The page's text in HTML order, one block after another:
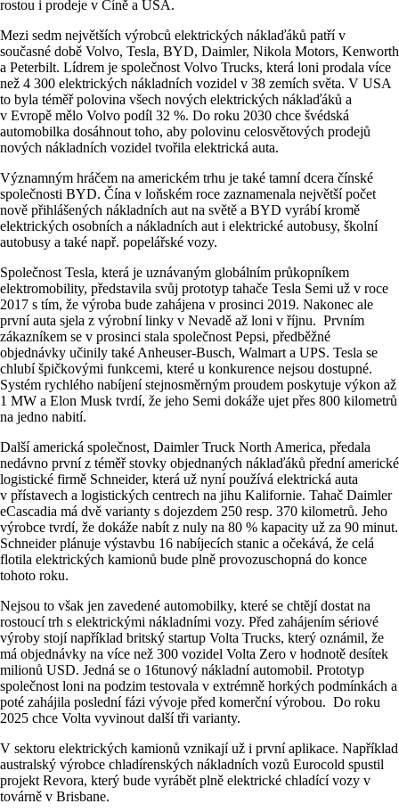
rostou i prodeje v Číně a USA.
Mezi sedm největších výrobců elektrických náklaďáků patří v
současné době Volvo, Tesla, BYD, Daimler, Nikola Motors, Kenworth
a Peterbilt. Lídrem je společnost Volvo Trucks, která loni prodala více
než 4 300 elektrických nákladních vozidel v 38 zemích světa. V USA
to byla téměř polovina všech nových elektrických náklaďáků a
v Evropě mělo Volvo podíl 32 %. Do roku 2030 chce švédská
automobilka dosáhnout toho, aby polovinu celosvětových prodejů
nových nákladních vozidel tvořila elektrická auta.
Významným hráčem na americkém trhu je také tamní dcera čínské
společnosti BYD. Čína v loňském roce zaznamenala největší počet
nově přihlášených nákladních aut na světě a BYD vyrábí kromě
elektrických osobních a nákladních aut i elektrické autobusy, školní
autobusy a také např. popelářské vozy.
Společnost Tesla, která je uznávaným globálním průkopníkem
elektromobility, představila svůj prototyp tahače Tesla Semi už v roce
2017 s tím, že výroba bude zahájena v prosinci 2019. Nakonec ale
první auta sjela z výrobní linky v Nevadě až loni v říjnu. Prvním
zákazníkem se v prosinci stala společnost Pepsi, předběžné
objednávky učinily také Anheuser-Busch, Walmart a UPS. Tesla se
chlubí špičkovými funkcemi, které u konkurence nejsou dostupné.
Systém rychlého nabíjení stejnosměrným proudem poskytuje výkon až
1 MW a Elon Musk tvrdí, že jeho Semi dokáže ujet přes 800 kilometrů
na jedno nabití.
Další americká společnost, Daimler Truck North America, předala
nedávno první z téměř stovky objednaných náklaďáků přední americké
logistické firmě Schneider, která už nyní používá elektrická auta
v přístavech a logistických centrech na jihu Kalifornie. Tahač Daimler
eCascadia má dvě varianty s dojezdem 250 resp. 370 kilometrů. Jeho
výrobce tvrdí, že dokáže nabít z nuly na 80 % kapacity už za 90 minut.
Schneider plánuje výstavbu 16 nabíjecích stanic a očekává, že celá
flotila elektrických kamionů bude plně provozuschopná do konce
tohoto roku.
Nejsou to však jen zavedené automobilky, které se chtějí dostat na
rostoucí trh s elektrickými nákladními vozy. Před zahájením sériové
výroby stojí například britský startup Volta Trucks, který oznámil, že
má objednávky na více než 300 vozidel Volta Zero v hodnotě desítek
milionů USD. Jedná se o 16tunový nákladní automobil. Prototyp
společnost loni na podzim testovala v extrémně horkých podmínkách a
poté zahájila poslední fázi vývoje před komerční výrobou. Do roku
2025 chce Volta vyvinout další tři varianty.
V sektoru elektrických kamionů vznikají už i první aplikace. Například
australský výrobce chladírenských nákladních vozů Eurocold spustil
projekt Revora, který bude vyrábět plně elektrické chladící vozy v
továrně v Brisbane.